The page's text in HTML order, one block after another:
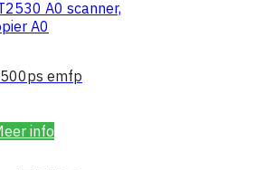
emfp
info